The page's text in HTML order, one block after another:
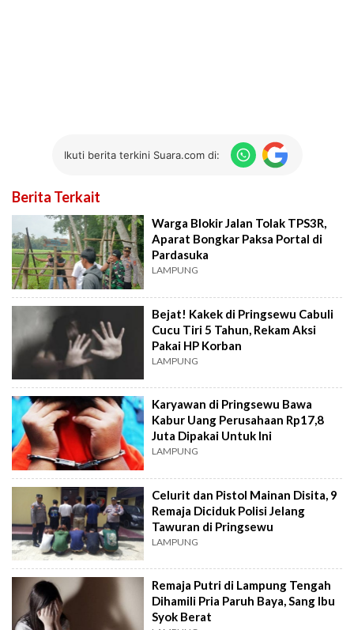
Ikuti berita terkini Suara.com di:
Berita Terkait
Warga Blokir Jalan Tolak TPS3R,
Aparat Bongkar Paksa Portal di
Pardasuka
LAMPUNG
Bejat! Kakek di Pringsewu Cabuli
Cucu Tiri 5 Tahun, Rekam Aksi
Pakai HP Korban
LAMPUNG
Karyawan di Pringsewu Bawa
Kabur Uang Perusahaan Rp17,8
Juta Dipakai Untuk Ini
LAMPUNG
Celurit dan Pistol Mainan Disita, 9
Remaja Diciduk Polisi Jelang
Tawuran di Pringsewu
LAMPUNG
Remaja Putri di Lampung Tengah
Dihamili Pria Paruh Baya, Sang Ibu
Syok Berat